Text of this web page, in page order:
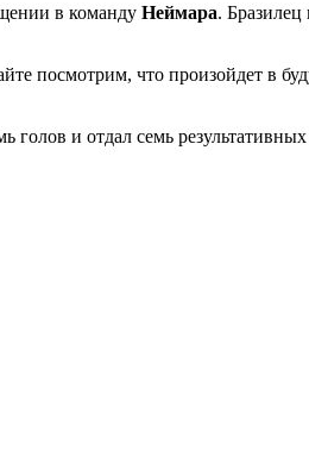
в команду Неймара.
посмотрим, что произойдет в
и отдал семь результативных